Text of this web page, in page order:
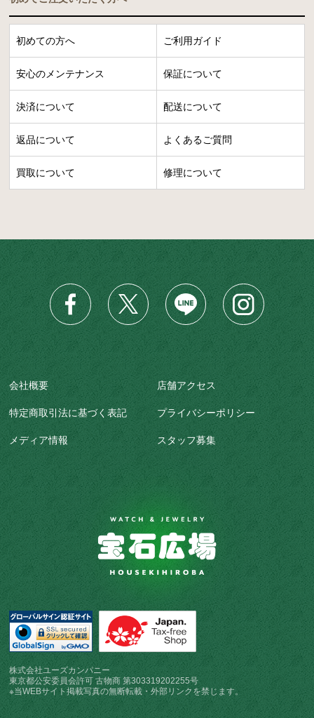
初めての方へ ご利用ガイド
安心のメンテナンス 保証について
決済について 配送について
返品について よくあるご質問
買取について 修理について
会社概要 店舗アクセス
特定商取引法に基づく表記 プライバシーポリシー
メディア情報 スタッフ募集
株式会社ユーズカンパニー
東京都公安委員会許可 古物商 第303319202255号
※当WEBサイト掲載写真の無断転載・外部リンクを禁じます。